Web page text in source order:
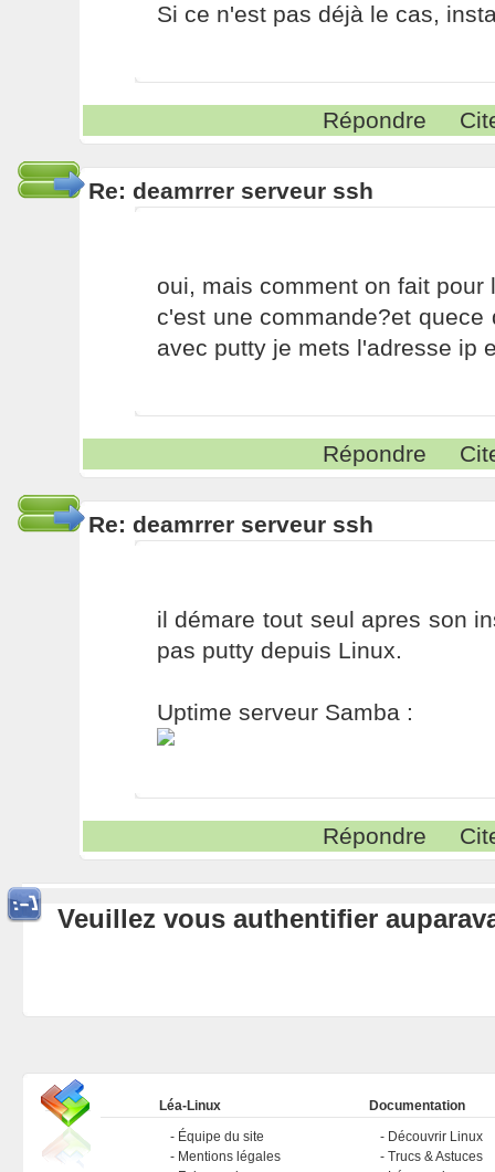
Si ce n'est pas déjà le cas,
Répondre
Re: deamrrer serveur ssh
oui, mais comment on fait pour
c'est une commande?et
avec putty je mets l'adresse ip
Répondre
Re: deamrrer serveur ssh
il démare tout seul apres son
pas putty depuis Linux.
Uptime serveur Samba :
Répondre
Veuillez vous authentifier
Léa-Linux
Équipe du site
Mentions légales
Documentation
Découvrir Linux
Trucs & Astuces